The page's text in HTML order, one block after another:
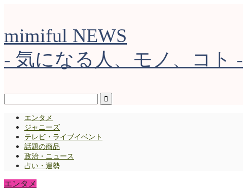
mimiful NEWS
- 気になる人、モノ、コト -
エンタメ
ジャニーズ
テレビ・ライブイベント
話題の商品
政治・ニュース
占い・運勢
エンタメ